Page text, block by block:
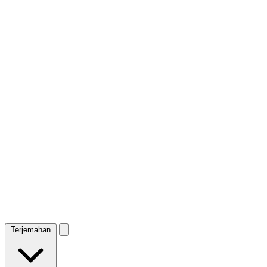
Terjemahan